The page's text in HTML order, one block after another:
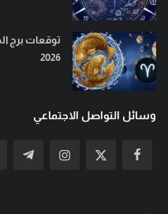
2026
وسائل التواصل الاجتماعي